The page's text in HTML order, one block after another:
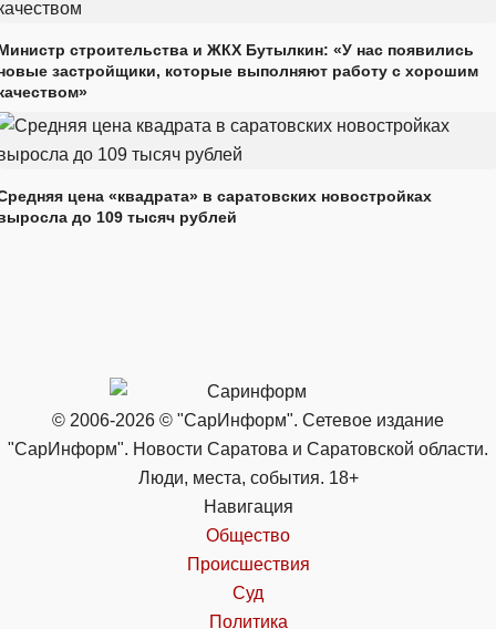
строительства и ЖКХ Бутылкин: «У нас появились
застройщики, которые выполняют работу с хорошим
цена «квадрата» в саратовских новостройках
до 109 тысяч рублей
© 2006-2026 © "СарИнформ". Сетевое издание
"СарИнформ". Новости Саратова и Саратовской области.
Люди, места, события. 18+
Навигация
Общество
Происшествия
Суд
Политика